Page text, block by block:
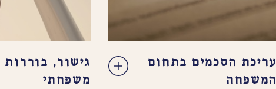
עריכת הסכמים בתחום
המשפחה
גישור, בוררות
משפחתי